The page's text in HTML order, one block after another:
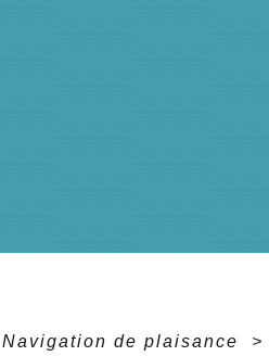
Navigation de plaisance >